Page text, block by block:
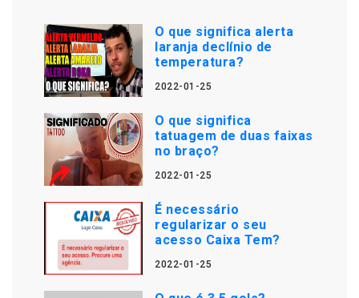
O que significa alerta
laranja declínio de
temperatura?
2022-01-25
O que significa
tatuagem de duas faixas
no braço?
2022-01-25
É necessário
regularizar o seu
acesso Caixa Tem?
2022-01-25